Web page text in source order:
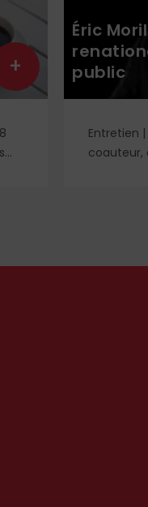
+
Éric
public
Entretien
coauteur,
service